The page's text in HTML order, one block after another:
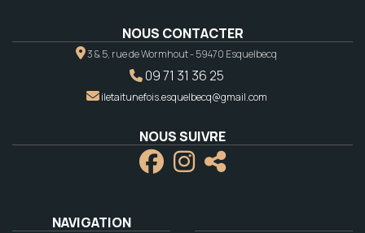
NOUS CONTACTER
3 & 5, rue de Wormhout - 59470 Esquelbecq
09 71 31 36 25
iletaitunefois.esquelbecq@gmail.com
NOUS SUIVRE
NAVIGATION